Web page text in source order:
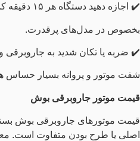
✔️ اجازه دهید دستگاه هر ۱۵ دقیقه کمی استراحت کند
بخصوص در مدل‌های پرقدرت.
✔️ ضربه یا تکان شدید به جاروبرقی
شفت موتور و پروانه بسیار حساس
قیمت موتور جاروبرقی بوش
قیمت موتورهای جاروبرقی بوش
اصلی یا طرح بودن متفاوت است.